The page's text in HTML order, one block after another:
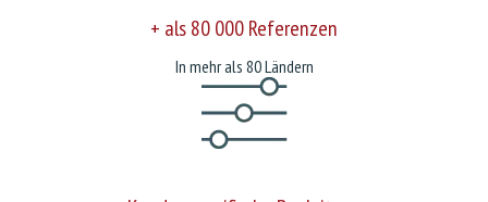
+ als 80 000 Referenzen
In mehr als 80 Ländern